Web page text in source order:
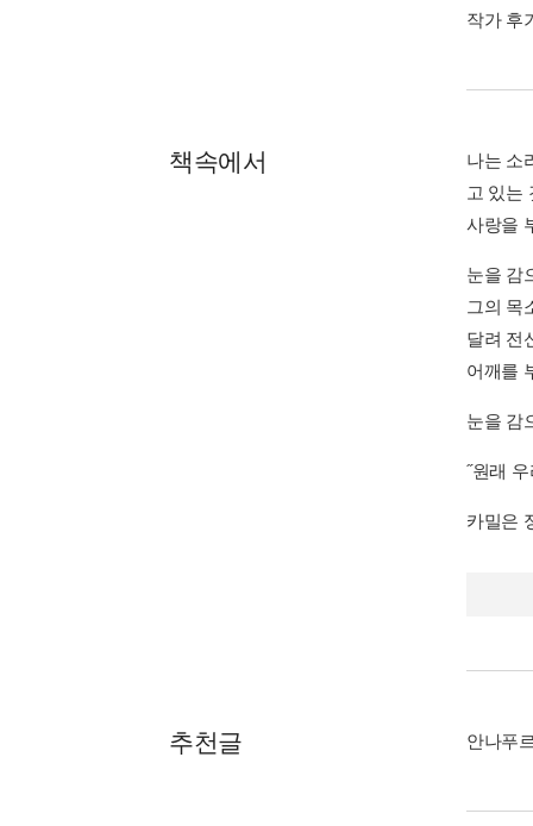
작가 후
책속에서
나는 소
고 있는
사랑을
눈을 감
그의 목
달려 전
어깨를
눈을 감
˝원래
카밀은
추천글 안나푸